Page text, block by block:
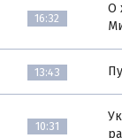
16:32
О
13:43
10:31